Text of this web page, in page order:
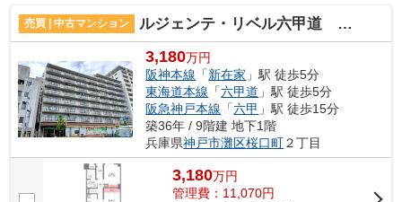
売買 | 中古マンション ルジェンテ・リベル六甲道 オーナーチェンジ物件
3,180万円
阪神本線 「新在家 」駅 徒歩5分
東海道本線 「六甲道 」駅 徒歩5分
阪急神戸本線 「六甲 」駅 徒歩15分
築36年 / 9階建 地下1階
兵庫県神戸市灘区桜口町２丁目
3,180万円
管理費：11,070円